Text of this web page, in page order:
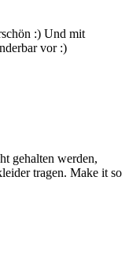
:) Und mit
vor :)
gehalten werden,
tragen. Make it so